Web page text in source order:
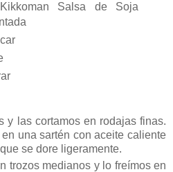
Salsa de Soja
y las cortamos en rodajas finas.
una sartén con aceite caliente
se dore ligeramente.
trozos medianos y lo freímos en